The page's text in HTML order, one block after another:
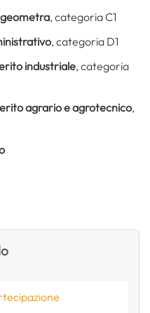
, categoria C1
, categoria D1
industriale, categoria
agrario e agrotecnico,